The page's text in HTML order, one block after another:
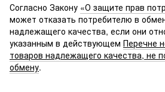
Согласно Закону «О защите прав
может отказать потребителю в
надлежащего качества, если они
указанным в действующем Перечне
товаров надлежащего качества, не
обмену.